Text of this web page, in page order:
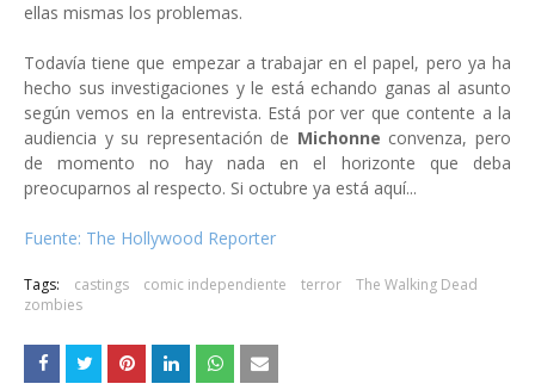
ellas mismas los problemas.
Todavía tiene que empezar a trabajar en el papel, pero ya ha
hecho sus investigaciones y le está echando ganas al asunto
según vemos en la entrevista. Está por ver que contente a la
audiencia y su representación de Michonne convenza, pero
de momento no hay nada en el horizonte que deba
preocuparnos al respecto. Si octubre ya está aquí...
Fuente: The Hollywood Reporter
Tags: castings comic independiente terror
The Walking Dead
zombies